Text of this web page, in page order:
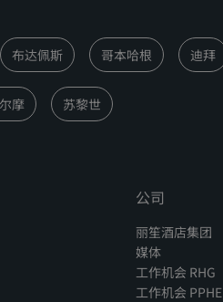
布达佩斯 哥本哈根 迪拜
摩 苏黎世
公司
丽笙酒店集团
媒体
工作机会 RHG
工作机会 PPHE